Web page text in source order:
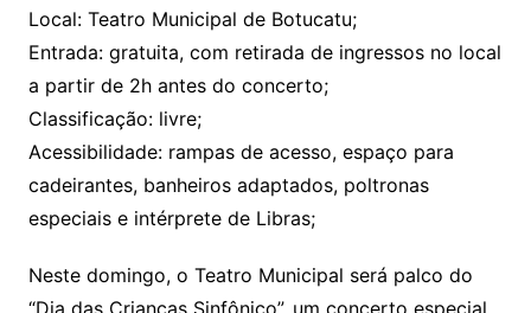
Local: Teatro Municipal de Botucatu;
Entrada: gratuita, com retirada de ingressos no local
a partir de 2h antes do concerto;
Classificação: livre;
Acessibilidade: rampas de acesso, espaço para
cadeirantes, banheiros adaptados, poltronas
especiais e intérprete de Libras;
Neste domingo, o Teatro Municipal será palco do